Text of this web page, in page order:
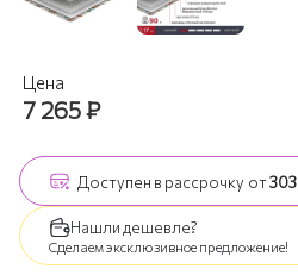
Цена
7 265₽
Доступен в рассрочку от303
Нашли дешевле?
Сделаем эксклюзивное предложение!